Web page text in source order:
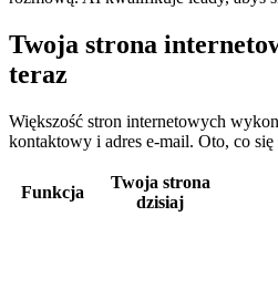
Twoja strona
teraz
Większość stron internetowych
kontaktowy i adres e-mail. Oto, co
Funkcja
Twoja strona
dzisiaj